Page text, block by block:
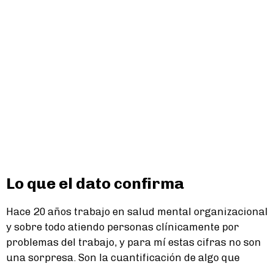
Lo que el dato confirma
Hace 20 años trabajo en salud mental organizacional
y sobre todo atiendo personas clínicamente por
problemas del trabajo, y para mí estas cifras no son
una sorpresa. Son la cuantificación de algo que